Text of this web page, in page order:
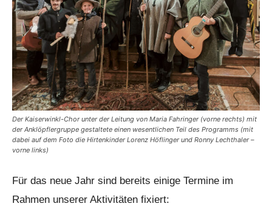
Der Kaiserwinkl-Chor unter der Leitung von Maria Fahringer (vorne rechts) mit
der Anklöpflergruppe gestaltete einen wesentlichen Teil des Programms (mit
dabei auf dem Foto die Hirtenkinder Lorenz Höflinger und Ronny Lechthaler –
vorne links)
Für das neue Jahr sind bereits einige Termine im
Rahmen unserer Aktivitäten fixiert: